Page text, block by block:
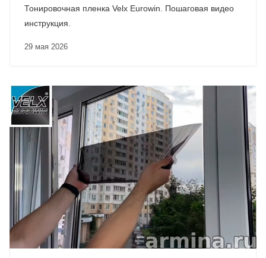
29 мая 2026
Тонировочная пленка Velx Eurowin. Пошаговая видео
инструкция.